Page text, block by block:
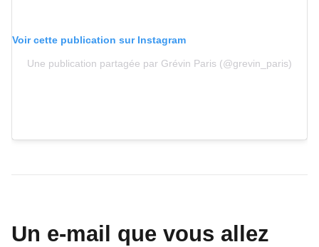
Voir cette publication sur Instagram
Une publication partagée par Grévin Paris (@grevin_paris)
Un e-mail que vous allez